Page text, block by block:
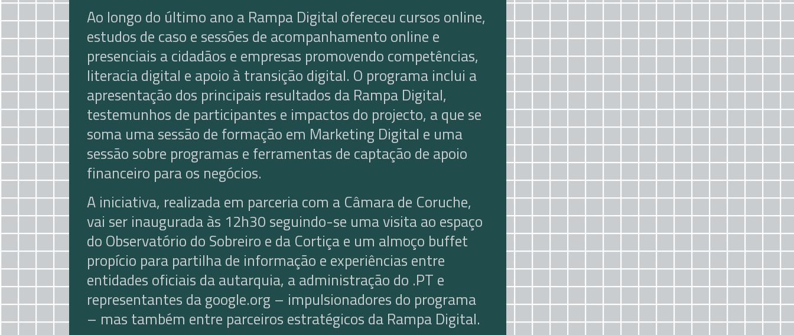
Ao longo do último ano a Rampa Digital ofereceu cursos online,
estudos de caso e sessões de acompanhamento online e
presenciais a cidadãos e empresas promovendo competências,
literacia digital e apoio à transição digital. O programa inclui a
apresentação dos principais resultados da Rampa Digital,
testemunhos de participantes e impactos do projecto, a que se
soma uma sessão de formação em Marketing Digital e uma
sessão sobre programas e ferramentas de captação de apoio
financeiro para os negócios.
A iniciativa, realizada em parceria com a Câmara de Coruche,
vai ser inaugurada às 12h30 seguindo-se uma visita ao espaço
do Observatório do Sobreiro e da Cortiça e um almoço buffet
propício para partilha de informação e experiências entre
entidades oficiais da autarquia, a administração do .PT e
representantes da google.org – impulsionadores do programa
– mas também entre parceiros estratégicos da Rampa Digital.